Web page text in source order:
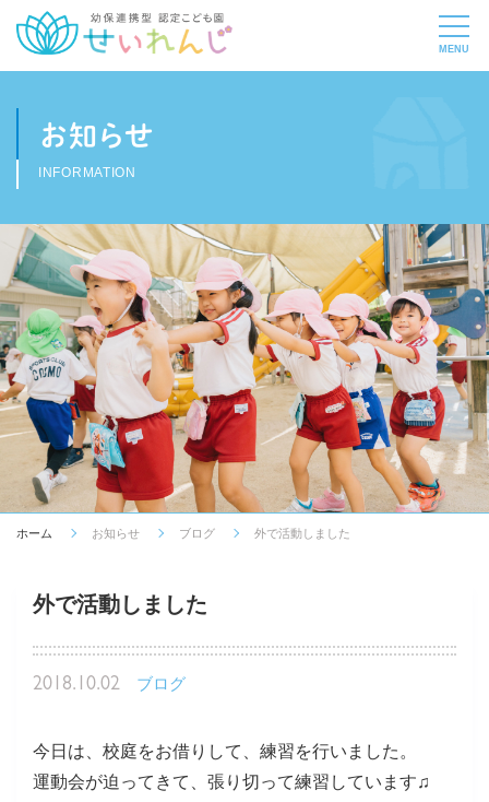
お知らせ
INFORMATION
ホーム お知らせ ブログ 外で活動しました
外で活動しました
2018.10.02 ブログ
今日は、校庭をお借りして、練習を行いました。
運動会が迫ってきて、張り切って練習しています♫